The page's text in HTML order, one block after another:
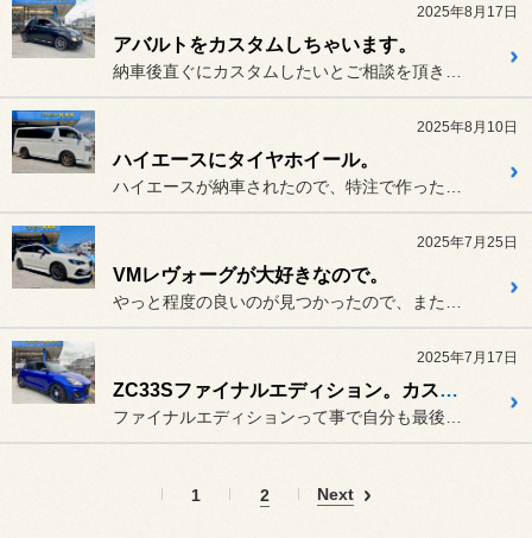
2025年8月17日
アバルトをカスタムしちゃいます。
納車後直ぐにカスタムしたいとご相談を頂き、準備してお待ちしました。
2025年8月10日
ハイエースにタイヤホイール。
ハイエースが納車されたので、特注で作ったホイールを装着です。
2025年7月25日
VMレヴォーグが大好きなので。
やっと程度の良いのが見つかったので、またお願いしますって言うお客様...
2025年7月17日
ZC33Sファイナルエディション。カスタマイズ。
ファイナルエディションって事で自分も最後のマニュアル車にすると。や...
1 2 Next